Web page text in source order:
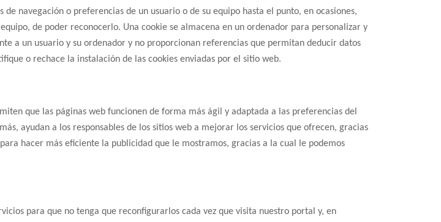
navegación o preferencias de un usuario o de su equipo hasta el punto, en ocasiones,
de poder reconocerlo. Una cookie se almacena en un ordenador para personalizar y
a un usuario y su ordenador y no proporcionan referencias que permitan deducir datos
o rechace la instalación de las cookies enviadas por el sitio web.
que las páginas web funcionen de forma más ágil y adaptada a las preferencias del
ayudan a los responsables de los sitios web a mejorar los servicios que ofrecen, gracias
hacer más eficiente la publicidad que le mostramos, gracias a la cual le podemos
para que no tenga que reconfigurarlos cada vez que visita nuestro portal y, en